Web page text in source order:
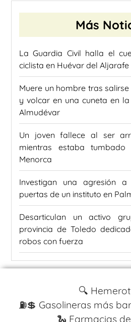
Más
La Guardia Civil halla el
ciclista en Huévar del Aljarafe
Muere un hombre tras
y volcar en una cuneta en
Almudévar
Un joven fallece al ser
mientras estaba
Menorca
Investigan una agresión
puertas de un instituto en
Desarticulan un activo
provincia de Toledo
robos con fuerza
🔍
⛽️💲 Gasolineras más
🐍 Farmacias